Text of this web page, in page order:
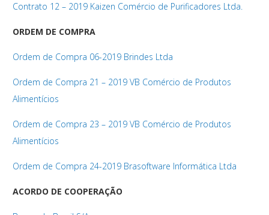
Contrato 12 – 2019 Kaizen Comércio de Purificadores Ltda.
ORDEM DE COMPRA
Ordem de Compra 06-2019 Brindes Ltda
Ordem de Compra 21 – 2019 VB Comércio de Produtos
Alimentícios
Ordem de Compra 23 – 2019 VB Comércio de Produtos
Alimentícios
Ordem de Compra 24-2019 Brasoftware Informática Ltda
ACORDO DE COOPERAÇÃO